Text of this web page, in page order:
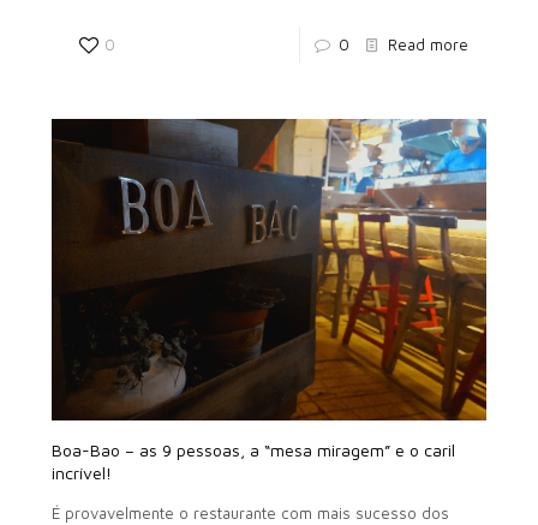
0 0 Read more
Boa-Bao – as 9 pessoas, a “mesa miragem” e o caril
incrível!
É provavelmente o restaurante com mais sucesso dos